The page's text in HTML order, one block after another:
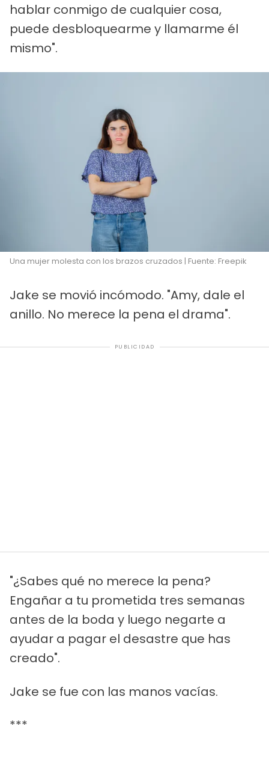
hablar conmigo de cualquier cosa,
puede desbloquearme y llamarme él
mismo".
Una mujer molesta con los brazos cruzados | Fuente: Freepik
Jake se movió incómodo. "Amy, dale el
anillo. No merece la pena el drama".
PUBLICIDAD
"¿Sabes qué no merece la pena?
Engañar a tu prometida tres semanas
antes de la boda y luego negarte a
ayudar a pagar el desastre que has
creado".
Jake se fue con las manos vacías.
***